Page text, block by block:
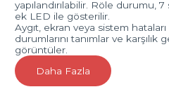
yapılandırılabilir. Röle durumu,
ek LED ile gösterilir.
Aygıt, ekran veya sistem
durumlarını tanımlar ve
görüntüler.
Daha Fazla